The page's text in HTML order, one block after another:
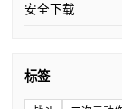
安全下载
标签